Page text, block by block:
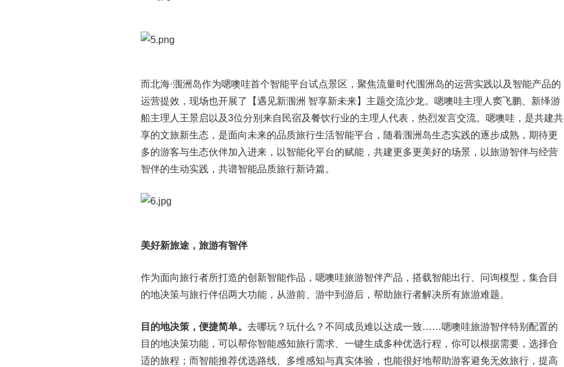
而北海·涠洲岛作为嗯噢哇首个智能平台试点景区，聚焦流量时代涠洲岛的运营实践以及智能产品的
运营提效，现场也开展了【遇见新涠洲 智享新未来】主题交流沙龙。嗯噢哇主理人窦飞鹏、新绎游
船主理人王景启以及3位分别来自民宿及餐饮行业的主理人代表，热烈发言交流。嗯噢哇，是共建共
享的文旅新生态，是面向未来的品质旅行生活智能平台，随着涠洲岛生态实践的逐步成熟，期待更
多的游客与生态伙伴加入进来，以智能化平台的赋能，共建更多更美好的场景，以旅游智伴与经营
智伴的生动实践，共谱智能品质旅行新诗篇。
美好新旅途，旅游有智伴
作为面向旅行者所打造的创新智能作品，嗯噢哇旅游智伴产品，搭载智能出行、问询模型，集合目
的地决策与旅行伴侣两大功能，从游前、游中到游后，帮助旅行者解决所有旅游难题。
目的地决策，便捷简单。 去哪玩？玩什么？不同成员难以达成一致……嗯噢哇旅游智伴特别配置的
目的地决策功能，可以帮你智能感知旅行需求、一键生成多种优选行程，你可以根据需要，选择合
适的旅程；而智能推荐优选路线、多维感知与真实体验，也能很好地帮助游客避免无效旅行，提高